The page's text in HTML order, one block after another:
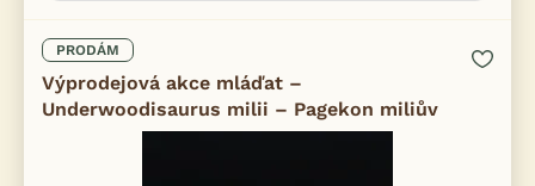
PRODÁM
Výprodejová akce mláďat –
Underwoodisaurus milii – Pagekon miliův